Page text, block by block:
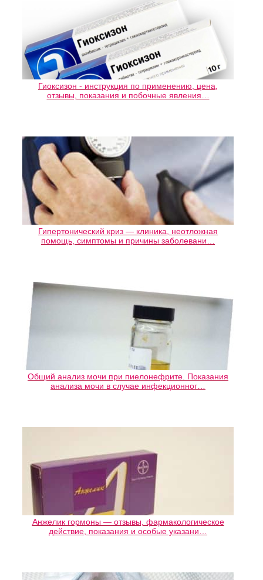
Гиоксизон - инструкция по применению, цена,
отзывы, показания и побочные явления…
Гипертонический криз — клиника, неотложная
помощь, симптомы и причины заболевани…
Общий анализ мочи при пиелонефрите. Показания
анализа мочи в случае инфекционног…
Анжелик гормоны — отзывы, фармакологическое
действие, показания и особые указани…